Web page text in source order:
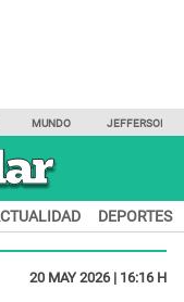
MUNDO JEFFERSON
DEPORTES
20 MAY 2026 | 16:16 H